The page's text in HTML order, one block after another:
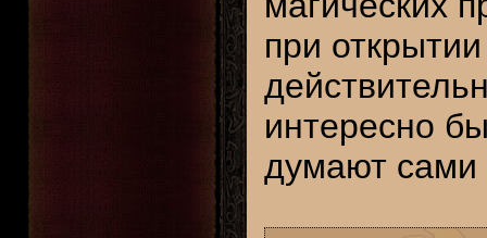
при
интересно
думают сами